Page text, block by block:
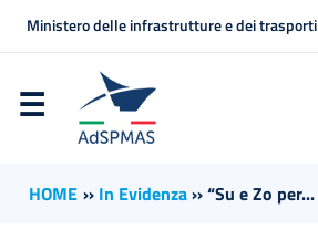
Ministero delle infrastrutture e dei trasporti
HOME ›› In Evidenza››“Su e Zo per...